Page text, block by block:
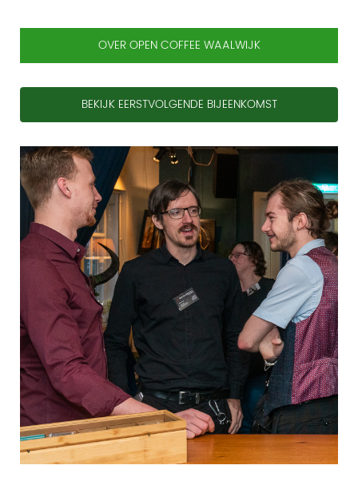
OVER OPEN COFFEE WAALWIJK
BEKIJK EERSTVOLGENDE BIJEENKOMST